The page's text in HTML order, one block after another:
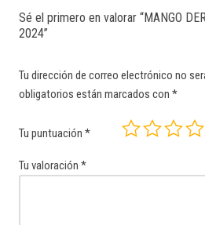
Sé el primero en valorar “MANGO
2024”
Tu dirección de correo electrónico no
obligatorios están marcados con *
Tu puntuación *
Tu valoración *